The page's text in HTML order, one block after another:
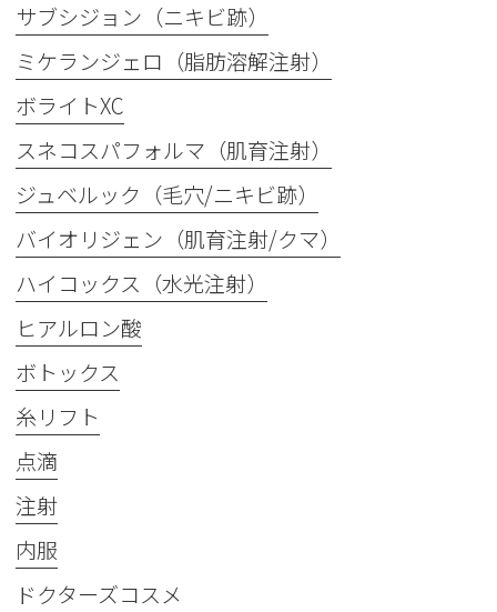
サブシジョン（ニキビ跡）
ミケランジェロ（脂肪溶解注射）
ボライトXC
スネコスパフォルマ（肌育注射）
ジュベルック（毛穴/ニキビ跡）
バイオリジェン（肌育注射/クマ）
ハイコックス（水光注射）
ヒアルロン酸
ボトックス
糸リフト
点滴
注射
内服
ドクターズコスメ